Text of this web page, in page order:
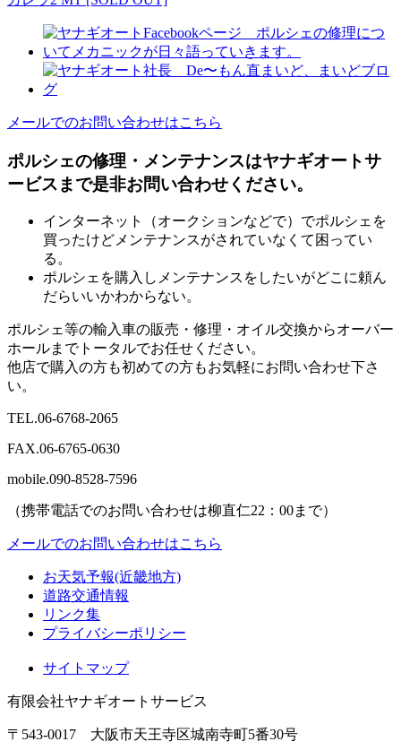
メールでのお問い合わせはこちら
ポルシェの修理・メンテナンスはヤナギオートサ
ービスまで是非お問い合わせください。
インターネット（オークションなどで）でポルシェを
買ったけどメンテナンスがされていなくて困ってい
る。
ポルシェを購入しメンテナンスをしたいがどこに頼ん
だらいいかわからない。
ポルシェ等の輸入車の販売・修理・オイル交換からオーバー
ホールまでトータルでお任せください。
他店で購入の方も初めての方もお気軽にお問い合わせ下さ
い。
TEL.06-6768-2065
FAX.06-6765-0630
mobile.090-8528-7596
（携帯電話でのお問い合わせは柳直仁22：00まで）
メールでのお問い合わせはこちら
お天気予報(近畿地方)
道路交通情報
リンク集
プライバシーポリシー
サイトマップ
有限会社ヤナギオートサービス
〒543-0017 大阪市天王寺区城南寺町5番30号